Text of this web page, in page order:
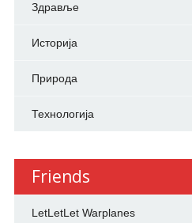
Здравље
Историја
Природа
Технологија
Friends
LetLetLet Warplanes